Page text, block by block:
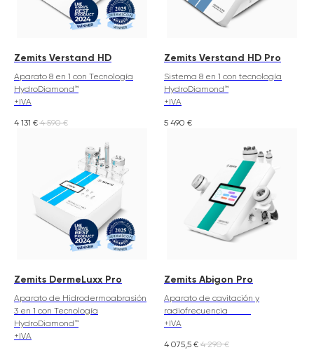
Zemits Verstand HD
Aparato 8 en 1 con Tecnología
HydroDiamond™
+IVA
4 131 € 4 590 €
Zemits Verstand HD Pro
Sistema 8 en 1 con tecnología
HydroDiamond™
+IVA
5 490 €
Zemits DermeLuxx Pro
Aparato de Hidrodermoabrasión
3 en 1 con Tecnología
HydroDiamond™
+IVA
Zemits Abigon Pro
Aparato de cavitación y
radiofrecuencia
+IVA
4 075,5 € 4 290 €